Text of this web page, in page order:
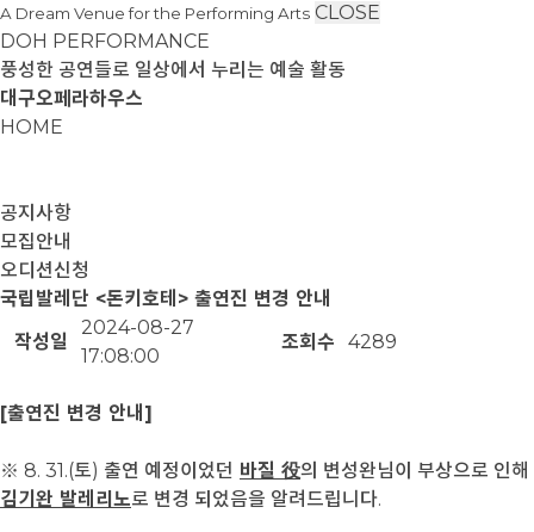
A Dream Venue for the Performing Arts CLOSE
DOH PERFORMANCE
풍성한 공연들로 일상에서 누리는 예술 활동
대구오페라하우스
HOME
공지사항
모집안내
오디션신청
국립발레단 <돈키호테> 출연진 변경 안내
작성일
2024-08-27
17:08:00
조회수 4289
[출연진 변경 안내]
※ 8. 31.(토) 출연 예정이었던 바질 役의 변성완님이 부상으로 인해
김기완 발레리노로 변경 되었음을 알려드립니다.